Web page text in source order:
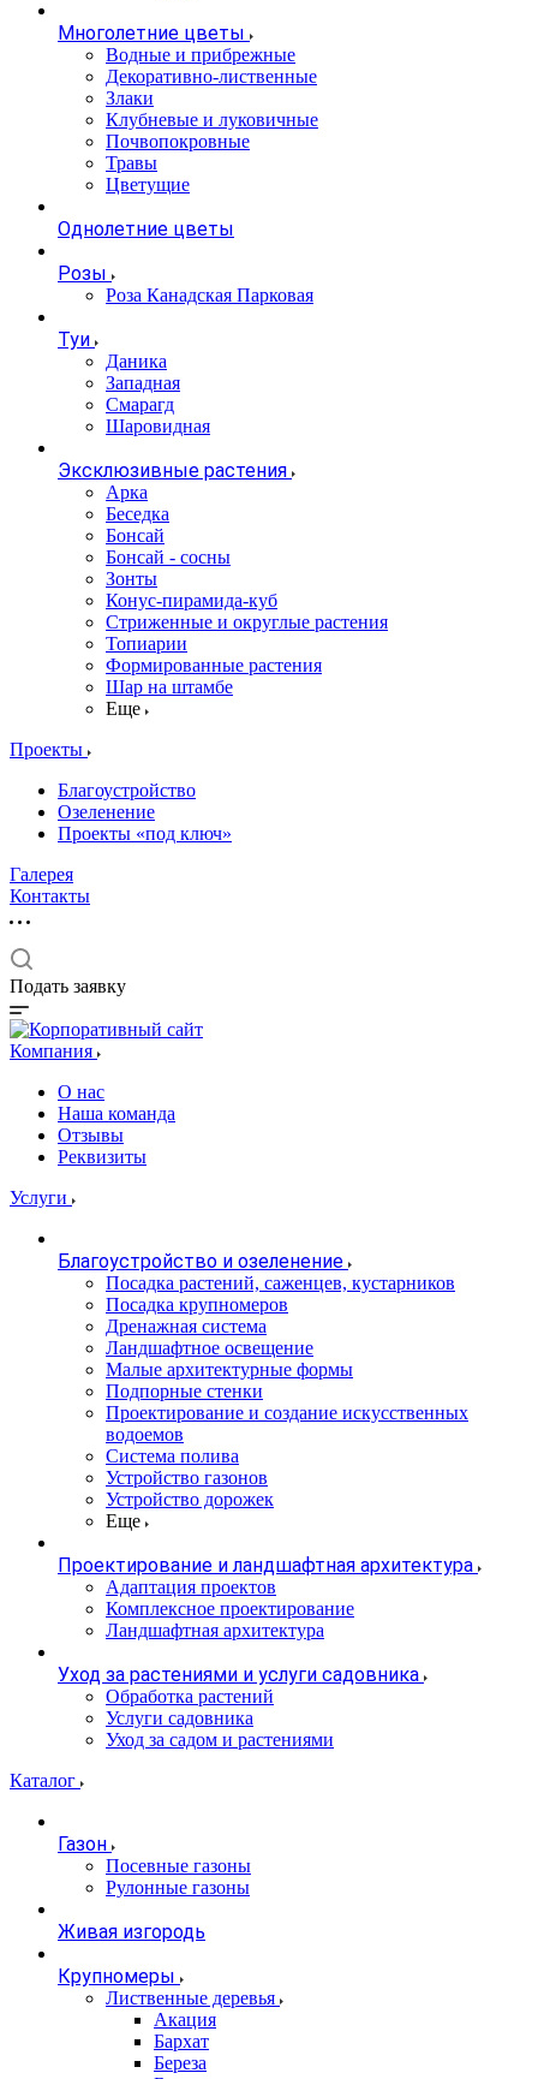
Многолетние цветы
Водные и прибрежные
Декоративно-лиственные
Злаки
Клубневые и луковичные
Почвопокровные
Травы
Цветущие
Однолетние цветы
Розы
Роза Канадская Парковая
Туи
Даника
Западная
Смарагд
Шаровидная
Эксклюзивные растения
Арка
Беседка
Бонсай
Бонсай - сосны
Зонты
Конус-пирамида-куб
Стриженные и округлые растения
Топиарии
Формированные растения
Шар на штамбе
Еще
Проекты
Благоустройство
Озеленение
Проекты «под ключ»
Галерея
Контакты
Подать заявку
Компания
О нас
Наша команда
Отзывы
Реквизиты
Услуги
Благоустройство и озеленение
Посадка растений, саженцев, кустарников
Посадка крупномеров
Дренажная система
Ландшафтное освещение
Малые архитектурные формы
Подпорные стенки
Проектирование и создание искусственных
водоемов
Система полива
Устройство газонов
Устройство дорожек
Еще
Проектирование и ландшафтная архитектура
Адаптация проектов
Комплексное проектирование
Ландшафтная архитектура
Уход за растениями и услуги садовника
Обработка растений
Услуги садовника
Уход за садом и растениями
Каталог
Газон
Посевные газоны
Рулонные газоны
Живая изгородь
Крупномеры
Лиственные деревья
Акация
Бархат
Береза